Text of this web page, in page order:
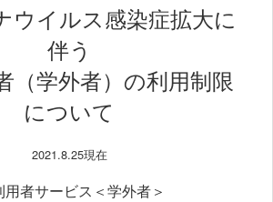
ウイルス感染症拡大に
伴う
（学外者）の利用制限
について
2021.8.25現在
者サービス＜学外者＞